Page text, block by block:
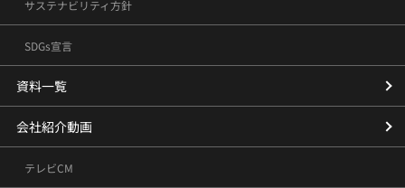
サステナビリティ方針
SDGs宣言
資料一覧
会社紹介動画
テレビCM